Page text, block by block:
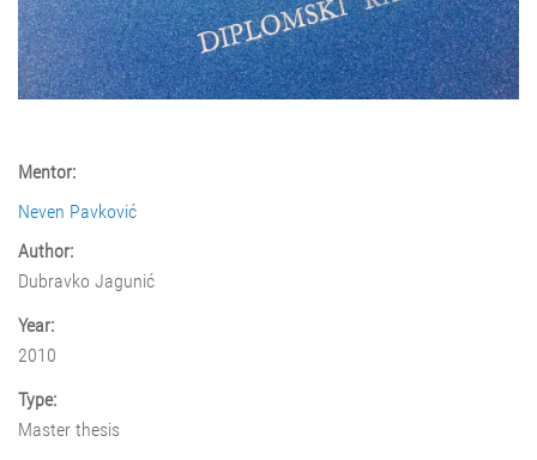
Mentor:
Neven Pavković
Author:
Dubravko Jagunić
Year:
2010
Type:
Master thesis